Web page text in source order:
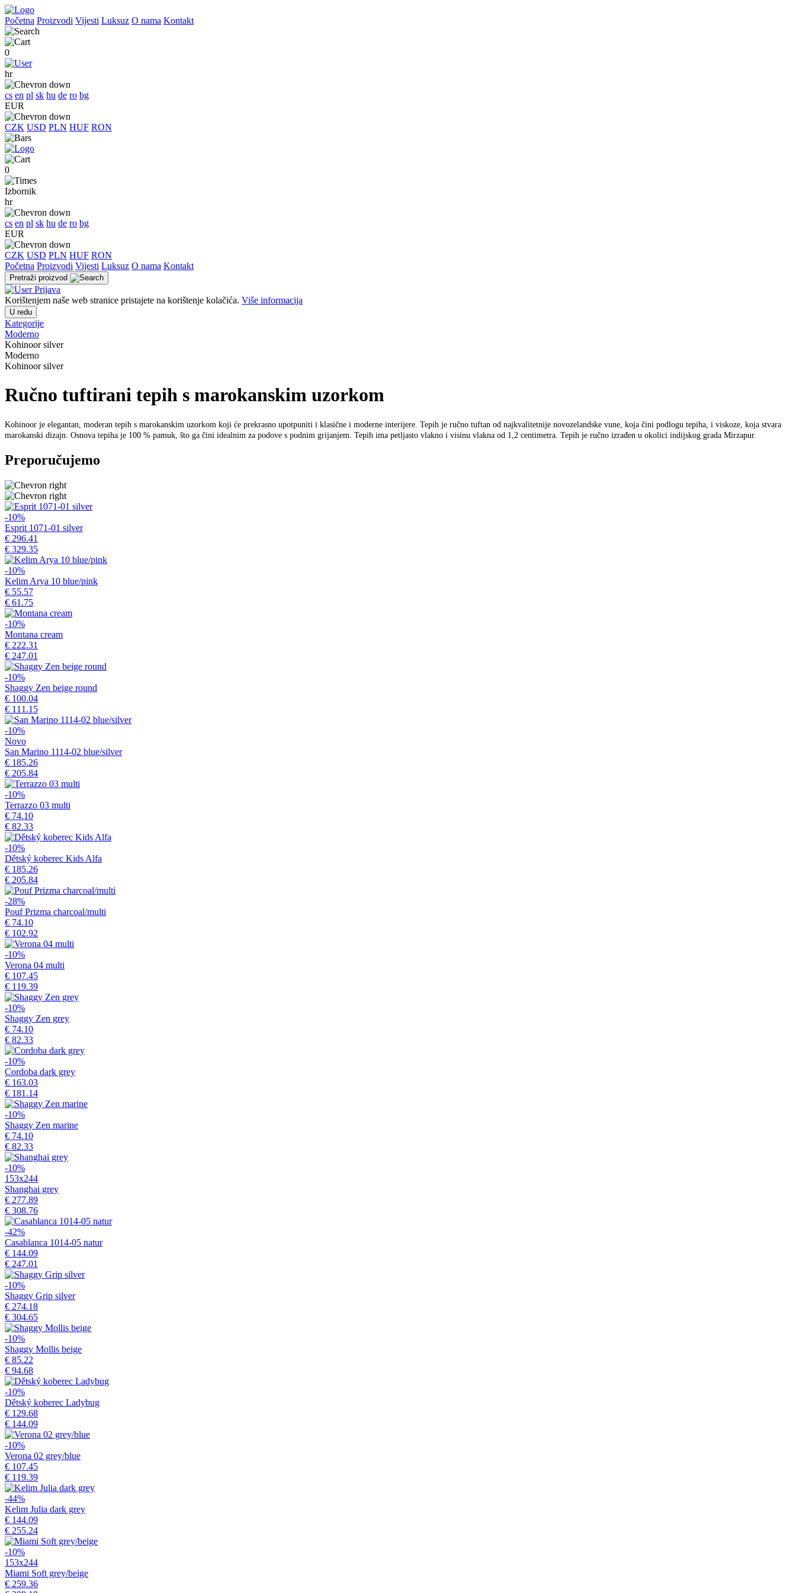
Početna Proizvodi Vijesti Luksuz O nama Kontakt
0
hr
cs en pl sk hu de ro bg
EUR
CZK USD PLN HUF RON
0
Izbornik
hr
cs en pl sk hu de ro bg
EUR
CZK USD PLN HUF RON
Početna Proizvodi Vijesti Luksuz O nama Kontakt
Pretraži proizvod
Prijava
Korištenjem naše web stranice pristajete na korištenje kolačića. Više informacija
U redu
Kategorije
Moderno
Kohinoor silver
Moderno
Kohinoor silver
Ručno tuftirani tepih s marokanskim uzorkom
Kohinoor je elegantan, moderan tepih s marokanskim uzorkom koji će prekrasno upotpuniti i klasične i moderne interijere. Tepih je ručno tuftan od najkvalitetnije novozelandske vune, koja čini podlogu tepiha, i viskoze, koja stvara
marokanski dizajn. Osnova tepiha je 100 % pamuk, što ga čini idealnim za podove s podnim grijanjem. Tepih ima petljasto vlakno i visinu vlakna od 1,2 centimetra. Tepih je ručno izrađen u okolici indijskog grada Mirzapur.
Preporučujemo
-10%
Esprit 1071-01 silver
€ 296.41
€ 329.35
-10%
Kelim Arya 10 blue/pink
€ 55.57
€ 61.75
-10%
Montana cream
€ 222.31
€ 247.01
-10%
Shaggy Zen beige round
€ 100.04
€ 111.15
-10%
Novo
San Marino 1114-02 blue/silver
€ 185.26
€ 205.84
-10%
Terrazzo 03 multi
€ 74.10
€ 82.33
-10%
Dětský koberec Kids Alfa
€ 185.26
€ 205.84
-28%
Pouf Prizma charcoal/multi
€ 74.10
€ 102.92
-10%
Verona 04 multi
€ 107.45
€ 119.39
-10%
Shaggy Zen grey
€ 74.10
€ 82.33
-10%
Cordoba dark grey
€ 163.03
€ 181.14
-10%
Shaggy Zen marine
€ 74.10
€ 82.33
-10%
153x244
Shanghai grey
€ 277.89
€ 308.76
-42%
Casablanca 1014-05 natur
€ 144.09
€ 247.01
-10%
Shaggy Grip silver
€ 274.18
€ 304.65
-10%
Shaggy Mollis beige
€ 85.22
€ 94.68
-10%
Dětský koberec Ladybug
€ 129.68
€ 144.09
-10%
Verona 02 grey/blue
€ 107.45
€ 119.39
-44%
Kelim Julia dark grey
€ 144.09
€ 255.24
-10%
153x244
Miami Soft grey/beige
€ 259.36